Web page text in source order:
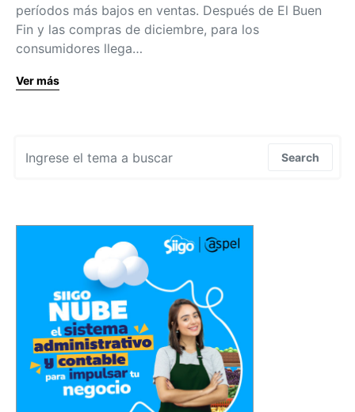
períodos más bajos en ventas. Después de El Buen
Fin y las compras de diciembre, para los
consumidores llega…
Ver más
Search